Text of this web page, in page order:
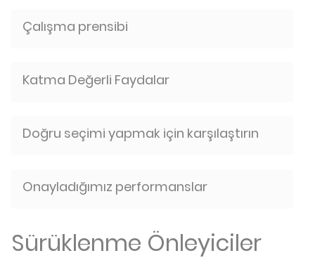
Çalışma prensibi
Katma Değerli Faydalar
Doğru seçimi yapmak için karşılaştırın
Onayladığımız performanslar
Sürüklenme Önleyiciler